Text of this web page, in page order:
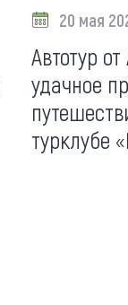
20 мая
Автотур
удачное
турклубе